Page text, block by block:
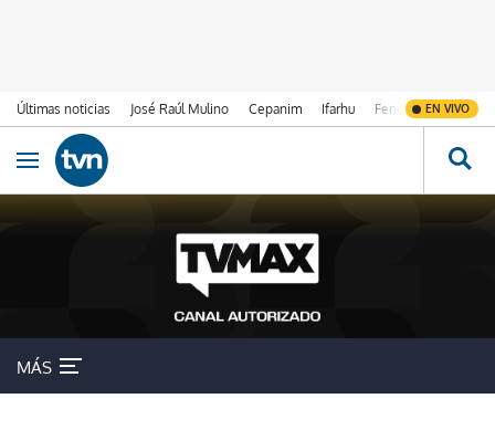
Últimas noticias José Raúl Mulino Cepanim Ifarhu Fenómeno de El
EN VIVO
Ir al contenido
Obrir navegació
MÁS